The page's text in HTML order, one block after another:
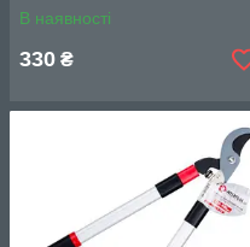
В наявності
330 ₴